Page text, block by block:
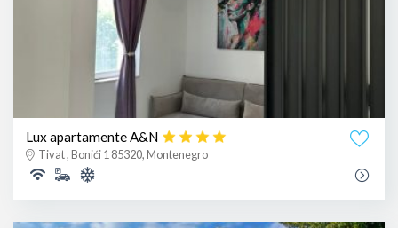
Lux apartamente A&N
Tivat , Bonići 1 85320, Montenegro